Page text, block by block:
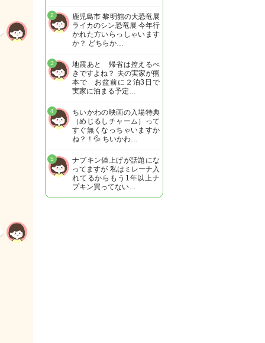
鹿児島市 黎明館の大恐竜展
ライカのシン恐竜展 今年行
かれた方いらっしゃいます
か？ どちらか…
2
地震あと 帰省は控えるべ
きですよね？ 夫の実家が熊
本で お盆前に２泊3日で
実家に泊まる予定…
3
ちいかわの映画の入場特典
（めじるしチャーム）って
すぐ無くなっちゃいますか
ね？！💦 ちいかわ…
4
ナプキン値上げが話題にな
ってますが 私はミレーナ入
れてるからもう1年以上ナ
プキン買ってない…
5